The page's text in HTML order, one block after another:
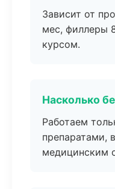
Зависит от
мес, филлеры
курсом.
Насколько
Работаем
препаратами,
медицинским